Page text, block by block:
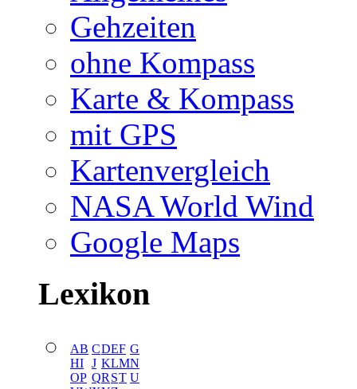
Gehzeiten
ohne Kompass
Karte & Kompass
mit GPS
Kartenvergleich
NASA World Wind
Google Maps
Lexikon
AB CDEF G
HI J KLMN
OP QR ST U